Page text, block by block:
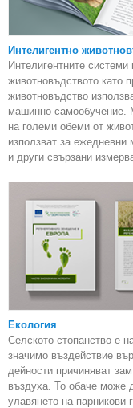
Интелигентно
Интелигентните
животновъдството като
животновъдство
машинно самообучение.
на големи обеми от
използват за
и други свързани
Екология
Селското стопанство е
значимо въздействие
дейности причиняват
въздуха. То обаче може
улавянето на парникови